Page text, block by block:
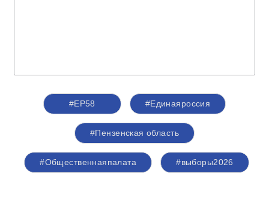
#ЕР58 #Единаяроссия
#Пензенская область
#Общественнаяпалата #выборы2026